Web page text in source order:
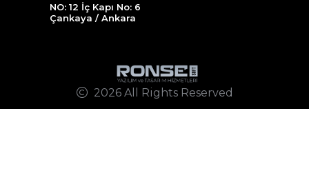
NO: 12 İç Kapı No: 6
Çankaya / Ankara
2026 All Rights Reserved